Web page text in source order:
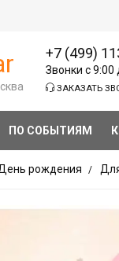
+7 (499)
Звонки с 9:00
ЗАКАЗАТЬ
ПО СОБЫТИЯМ
рождения